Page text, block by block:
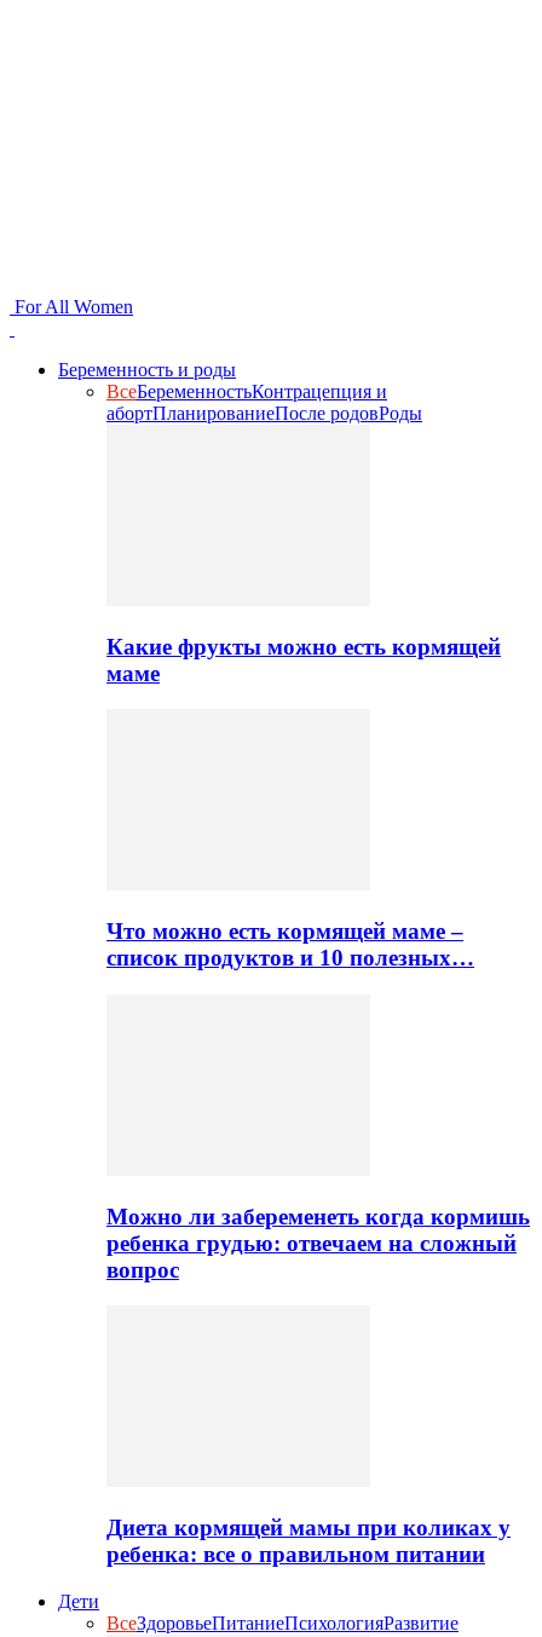
For All Women
Беременность и роды
ВсеБеременностьКонтрацепция и
абортПланированиеПосле родовРоды
Какие фрукты можно есть кормящей
маме
Что можно есть кормящей маме –
список продуктов и 10 полезных…
Можно ли забеременеть когда кормишь
ребенка грудью: отвечаем на сложный
вопрос
Диета кормящей мамы при коликах у
ребенка: все о правильном питании
Дети
ВсеЗдоровьеПитаниеПсихологияРазвитие